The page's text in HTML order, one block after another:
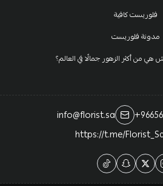
فلوريست كافية
مدونة فلوريست
هي من أكثر الزهور جمالًا في العالم؟
info@florist.sa
https://t.me/